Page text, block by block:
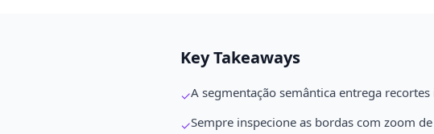
Key Takeaways
✓A segmentação semântica entrega
✓Sempre inspecione as bordas com zoom